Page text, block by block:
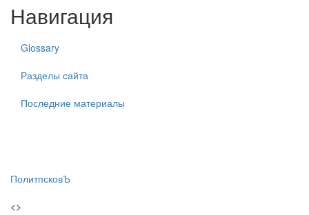
Навигация
Glossary
Разделы сайта
Последние материалы
ПолитпсковЪ
<>